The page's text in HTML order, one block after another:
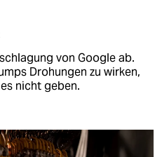
von Google ab.
Drohungen zu wirken,
nicht geben.